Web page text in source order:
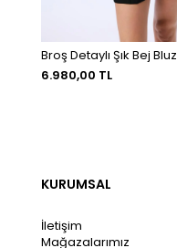
Broş Detaylı Şık Bej Bluz
6.980,00 TL
KURUMSAL
İletişim
Mağazalarımız